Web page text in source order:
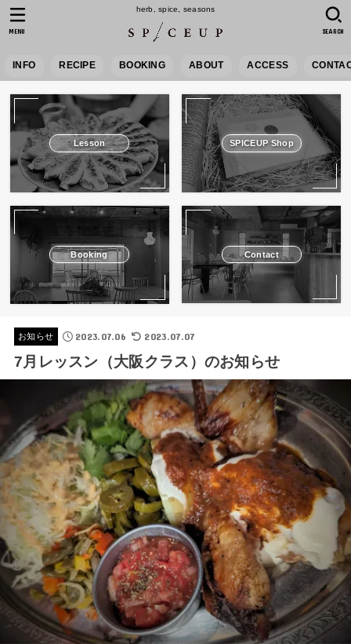
herb, spice, seasons
INFO RECIPE BOOKING ABOUT ACCESS
SEARCH
MENU
Lesson SPICEUP Shop
Booking Contact
お知らせ 2023.07.06 2023.07.07
7月レッスン（大阪クラス）のお知らせ